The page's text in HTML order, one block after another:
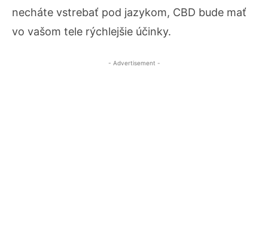
necháte vstrebať pod jazykom, CBD bude mať
vo vašom tele rýchlejšie účinky.
- Advertisement -